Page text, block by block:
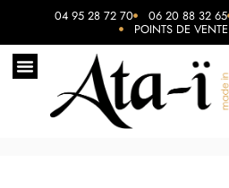
04 95 28 72 70 06 20 88 32 65
POINTS DE VENTE